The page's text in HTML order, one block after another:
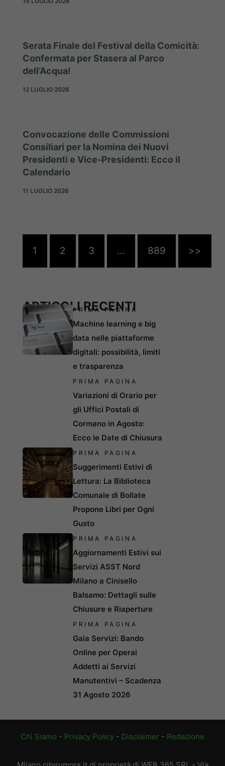
Serata Finale del Festival della Comicità:
Confermata per Stasera al Parco
dell’Acqua!
12 LUGLIO 2026
Convocazione delle Commissioni
Consiliari per la Nomina dei Nuovi
Presidenti e Vice-Presidenti: Ecco il
Calendario
11 LUGLIO 2026
1 2 3 … 889 >>
ARTICOLI RECENTI
PRIMA PAGINA
Machine learning e big
data nelle piattaforme
digitali: possibilità, limiti
e trasparenza
PRIMA PAGINA
Variazioni di Orario per
gli Uffici Postali di
Cormano in Agosto:
Ecco le Date di Chiusura
PRIMA PAGINA
Suggerimenti Estivi di
Lettura: La Biblioteca
Comunale di Bollate
Propone Libri per Ogni
Gusto
PRIMA PAGINA
Aggiornamenti Estivi sui
Servizi ASST Nord
Milano a Cinisello
Balsamo: Dettagli sulle
Chiusure e Riaperture
PRIMA PAGINA
Gaia Servizi: Bando
Online per Operai
Addetti ai Servizi
Manutentivi – Scadenza
31 Agosto 2026
Chi Siamo - Privacy Policy - Disclaimer - Redazione